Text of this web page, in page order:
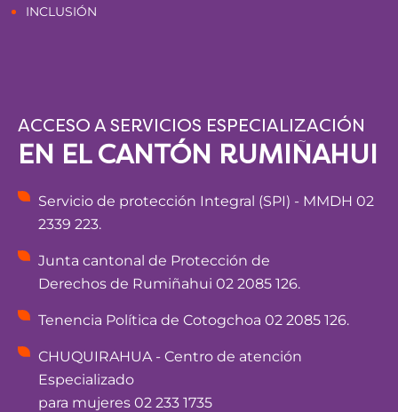
INCLUSIÓN
ACCESO A SERVICIOS ESPECIALIZACIÓN
EN EL CANTÓN RUMIÑAHUI
Servicio de protección Integral (SPI) - MMDH 02
2339 223.
Junta cantonal de Protección de
Derechos de Rumiñahui 02 2085 126.
Tenencia Política de Cotogchoa 02 2085 126.
CHUQUIRAHUA - Centro de atención
Especializado
para mujeres 02 233 1735